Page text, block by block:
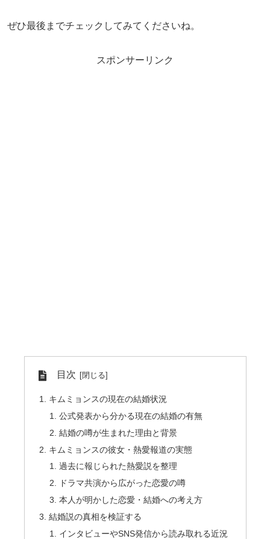
ぜひ最後までチェックしてみてくださいね。
スポンサーリンク
目次
キムミョンスの現在の結婚状況
公式発表から分かる現在の結婚の有無
結婚の噂が生まれた理由と背景
キムミョンスの彼女・熱愛報道の実態
過去に報じられた熱愛説を整理
ドラマ共演から広がった恋愛の噂
本人が明かした恋愛・結婚への考え方
結婚説の真相を検証する
インタビューやSNS発信から読み取れる近況